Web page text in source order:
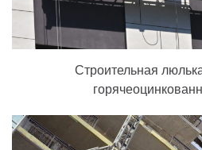
Строительная